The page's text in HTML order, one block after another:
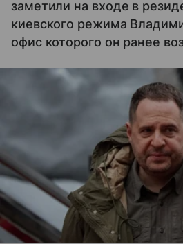
заметили на входе в
киевского режима
офис которого он ранее